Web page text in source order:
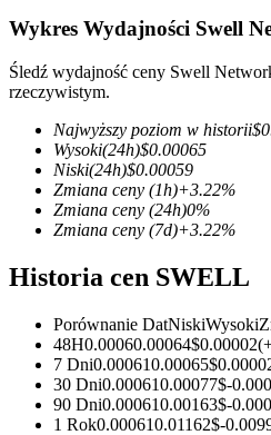
Kontrakty terminowe COIN-
Kontrakty terminowe na
TradFi
Instrumenty pochodne na
towary
Wykres Wydajności Swell
Śledź wydajność ceny Swell
rzeczywistym.
Najwyższy poziom w historii$
Wysoki(24h)$0.00065
Niski(24h)$0.00059
Zmiana ceny (1h)+3.22%
Zmiana ceny (24h)0%
Zmiana ceny (7d)+3.22%
Historia cen SWELL
Porównanie DatNiskiWysoki
48H0.00060.00064$0.00002(
7 Dni0.000610.00065$
30 Dni0.000610.00077$-
90 Dni0.000610.00163$-
1 Rok0.000610.01162$-